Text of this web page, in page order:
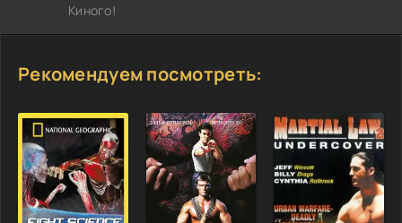
Киного!
Рекомендуем посмотреть: